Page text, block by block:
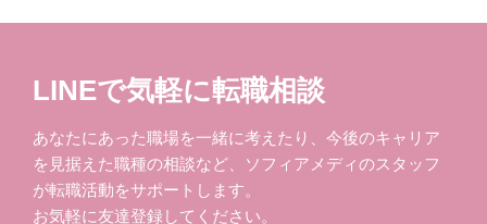
LINEで気軽に転職相談
あなたにあった職場を一緒に考えたり、今後のキャリア
を見据えた職種の相談など、ソフィアメディのスタッフ
が転職活動をサポートします。
お気軽に友達登録してください。